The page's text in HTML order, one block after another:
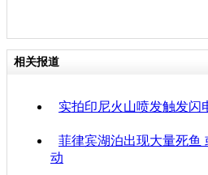
相关报道
实拍印尼火山喷发触发闪
菲律宾湖泊出现大量死鱼
动